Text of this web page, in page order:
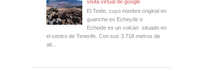
visita virtual de google
El Teide, cuyo nombre original en
guanche es Echeyde o
Echeide es un volcán situado en
el centro de Tenerife. Con sus 3.718 metros de
alt...